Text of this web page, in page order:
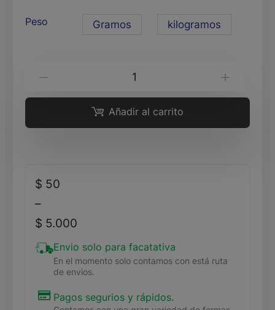
Peso Gramos kilogramos
cantidad
Añadir al carrito
$ 50
–
$ 5.000
Envio solo para facatativa
En el momento solo contamos con está ruta
de envios.
Pagos segurios y rápidos.